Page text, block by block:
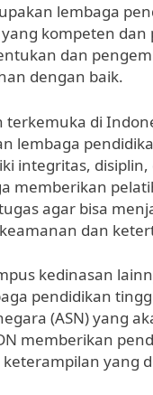
lembaga
kompeten dan
dan
dengan baik.
di
lembaga
integritas,
memberikan
agar bisa
dan
kedinasan
pendidikan
(ASN) yang
memberikan
yang